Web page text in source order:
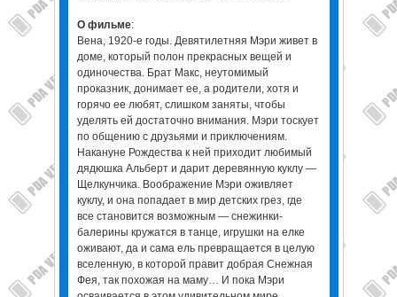
О фильме:
Вена, 1920-е годы. Девятилетняя Мэри живет в
доме, который полон прекрасных вещей и
одиночества. Брат Макс, неутомимый
проказник, донимает ее, а родители, хотя и
горячо ее любят, слишком заняты, чтобы
уделять ей достаточно внимания. Мэри тоскует
по общению с друзьями и приключениям.
Накануне Рождества к ней приходит любимый
дядюшка Альберт и дарит деревянную куклу —
Щелкунчика. Воображение Мэри оживляет
куклу, и она попадает в мир детских грез, где
все становится возможным — снежинки-
балерины кружатся в танце, игрушки на елке
оживают, да и сама ель превращается в целую
вселенную, в которой правит добрая Снежная
Фея, так похожая на маму… И пока Мэри